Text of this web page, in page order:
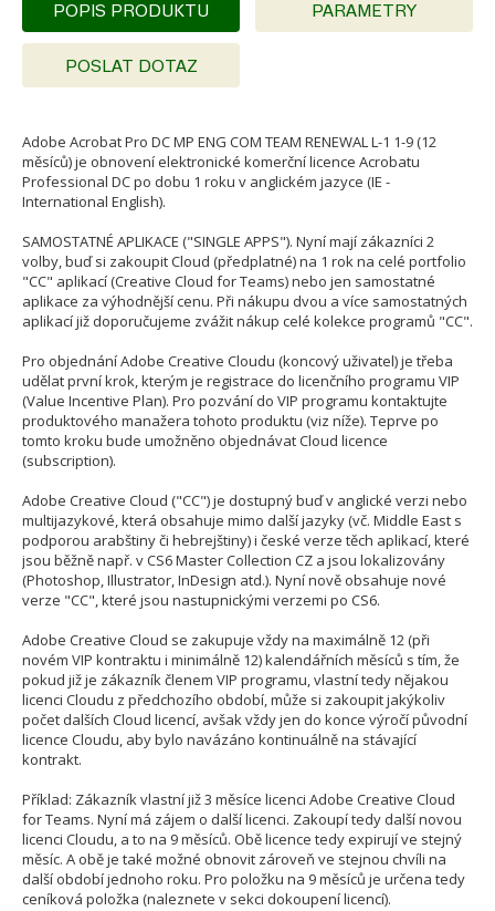
POPIS PRODUKTU PARAMETRY
POSLAT DOTAZ
Adobe Acrobat Pro DC MP ENG COM TEAM RENEWAL L-1 1-9 (12
měsíců) je obnovení elektronické komerční licence Acrobatu
Professional DC po dobu 1 roku v anglickém jazyce (IE -
International English).
SAMOSTATNÉ APLIKACE ("SINGLE APPS"). Nyní mají zákazníci 2
volby, buď si zakoupit Cloud (předplatné) na 1 rok na celé portfolio
"CC" aplikací (Creative Cloud for Teams) nebo jen samostatné
aplikace za výhodnější cenu. Při nákupu dvou a více samostatných
aplikací již doporučujeme zvážit nákup celé kolekce programů "CC".
Pro objednání Adobe Creative Cloudu (koncový uživatel) je třeba
udělat první krok, kterým je registrace do licenčního programu VIP
(Value Incentive Plan). Pro pozvání do VIP programu kontaktujte
produktového manažera tohoto produktu (viz níže). Teprve po
tomto kroku bude umožněno objednávat Cloud licence
(subscription).
Adobe Creative Cloud ("CC") je dostupný buď v anglické verzi nebo
multijazykové, která obsahuje mimo další jazyky (vč. Middle East s
podporou arabštiny či hebrejštiny) i české verze těch aplikací, které
jsou běžně např. v CS6 Master Collection CZ a jsou lokalizovány
(Photoshop, Illustrator, InDesign atd.). Nyní nově obsahuje nové
verze "CC", které jsou nastupnickými verzemi po CS6.
Adobe Creative Cloud se zakupuje vždy na maximálně 12 (při
novém VIP kontraktu i minimálně 12) kalendářních měsíců s tím, že
pokud již je zákazník členem VIP programu, vlastní tedy nějakou
licenci Cloudu z předchozího období, může si zakoupit jakýkoliv
počet dalších Cloud licencí, avšak vždy jen do konce výročí původní
licence Cloudu, aby bylo navázáno kontinuálně na stávající
kontrakt.
Příklad: Zákazník vlastní již 3 měsíce licenci Adobe Creative Cloud
for Teams. Nyní má zájem o další licenci. Zakoupí tedy další novou
licenci Cloudu, a to na 9 měsíců. Obě licence tedy expirují ve stejný
měsíc. A obě je také možné obnovit zároveň ve stejnou chvíli na
další období jednoho roku. Pro položku na 9 měsíců je určena tedy
ceníková položka (naleznete v sekci dokoupení licencí).